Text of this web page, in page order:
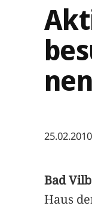
25.02.2010
Bad
Haus